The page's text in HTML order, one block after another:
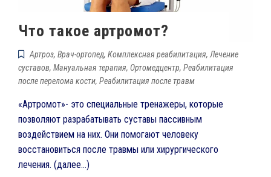
Что такое артромот?
Артроз, Врач-ортопед, Комплексная реабилитация, Лечение
суставов, Мануальная терапия, Ортомедцентр, Реабилитация
после перелома кости, Реабилитация после травм
«Артромот»- это специальные тренажеры, которые
позволяют разрабатывать суставы пассивным
воздействием на них. Они помогают человеку
восстановиться после травмы или хирургического
лечения. (далее…)